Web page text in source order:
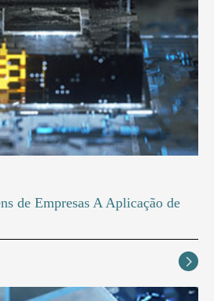
de Empresas A Aplicação de
